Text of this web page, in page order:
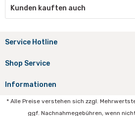
Kunden kauften auch
Service Hotline
Shop Service
Informationen
* Alle Preise verstehen sich zzgl.
ggf. Nachnahmegebühren, wenn